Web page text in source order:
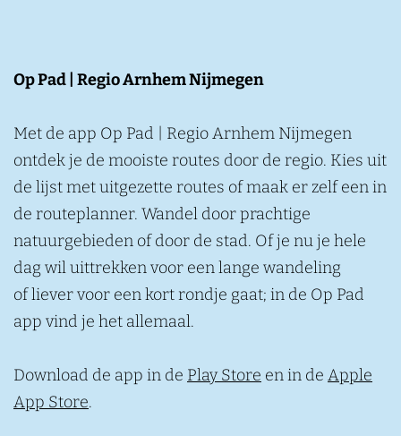
Op Pad | Regio Arnhem Nijmegen
Met de app Op Pad | Regio Arnhem Nijmegen
ontdek je de mooiste routes door de regio. Kies uit
de lijst met uitgezette routes of maak er zelf een in
de routeplanner. Wandel door prachtige
natuurgebieden of door de stad. Of je nu je hele
dag wil uittrekken voor een lange wandeling
of liever voor een kort rondje gaat; in de Op Pad
app vind je het allemaal.
Download de app in de Play Store en in de Apple
App Store.